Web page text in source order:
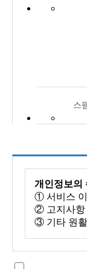
스
개인정보의
① 서비스
② 고지사항
③ 기타 원